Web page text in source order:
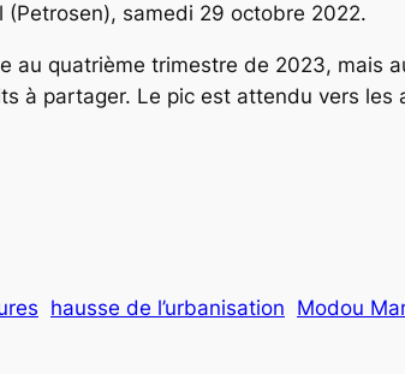
samedi 29 octobre 2022.
quatrième trimestre de 2023, mais
à partager. Le pic est attendu vers
hausse de l’urbanisation Modou